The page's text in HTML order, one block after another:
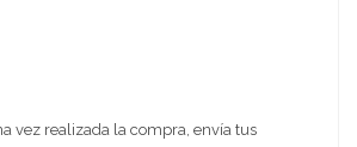
vez realizada la compra, envía tus